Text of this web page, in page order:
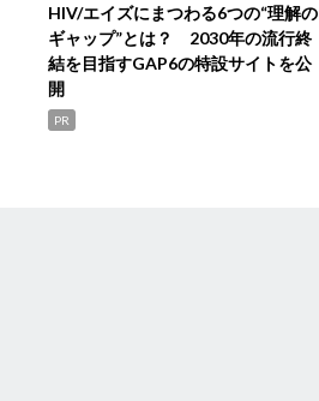
HIV/エイズにまつわる6つの“理解の
ギャップ”とは？ 2030年の流行終
結を目指すGAP6の特設サイトを公
開
PR